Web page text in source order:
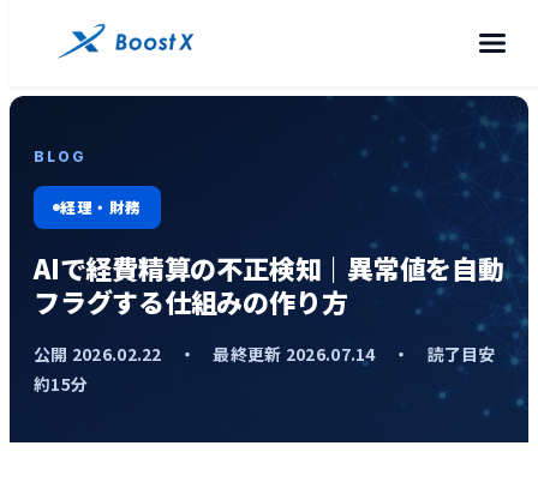
BLOG
経理・財務
AIで経費精算の不正検知｜異常値を自動
フラグする仕組みの作り方
公開 2026.02.22 ・ 最終更新 2026.07.14 ・ 読了目安
約15分